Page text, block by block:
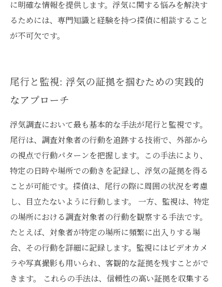
に明確な情報を提供します。浮気に関する悩みを解決す
るためには、専門知識と経験を持つ探偵に相談すること
が不可欠です。
尾行と監視: 浮気の証拠を掴むための実践的
なアプローチ
浮気調査において最も基本的な手法が尾行と監視です。
尾行は、調査対象者の行動を追跡する技術で、外部から
の視点で行動パターンを把握します。この手法により、
特定の日時や場所での動きを記録し、浮気の証拠を得る
ことが可能です。探偵は、尾行の際に周囲の状況を考慮
し、目立たないように行動します。 一方、監視は、特定
の場所における調査対象者の行動を観察する手法です。
たとえば、対象者が特定の場所に頻繁に出入りする場
合、その行動を詳細に記録します。監視にはビデオカメ
ラや写真撮影も用いられ、客観的な証拠を残すことがで
きます。 これらの手法は、信頼性の高い証拠を収集する